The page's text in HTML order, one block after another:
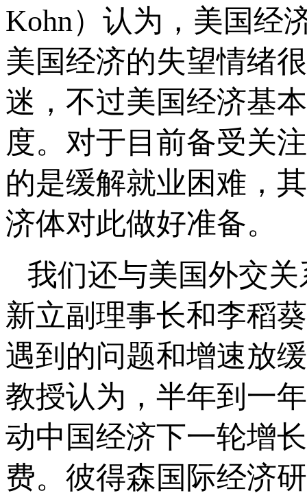
Kohn）认为，美国经
美国经济的失望情绪
迷，不过美国经济基
度。对于目前备受关
的是缓解就业困难，
济体对此做好准备。
我们还与美国外交
新立副理事长和李稻
遇到的问题和增速放
教授认为，半年到一
动中国经济下一轮增
费。彼得森国际经济